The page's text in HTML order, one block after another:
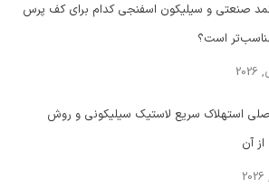
صنعتی و سیلیکون اسفنجی کدام برای کف پرس
است؟
استهلاک سریع لاستیک سیلیکونی و روش
آن